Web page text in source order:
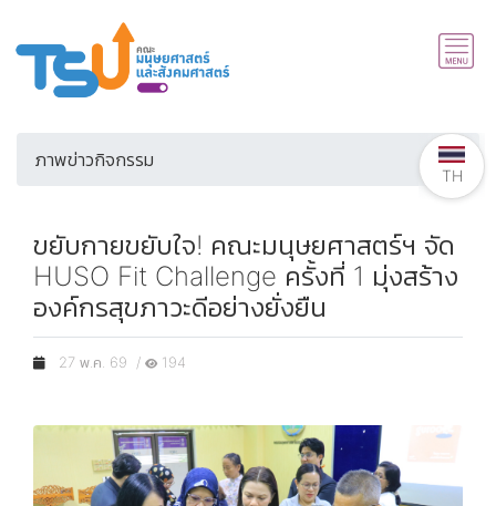
ภาพข่าวกิจกรรม
ขยับกายขยับใจ! คณะมนุษยศาสตร์ฯ จัด
HUSO Fit Challenge ครั้งที่ 1 มุ่งสร้าง
องค์กรสุขภาวะดีอย่างยั่งยืน
27 พ.ค. 69 / 194
TH